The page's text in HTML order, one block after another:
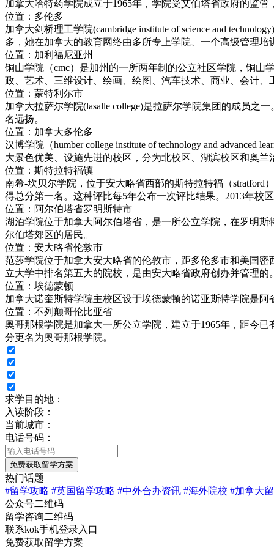
加拿大哈特药学院成立于1965年，学院受艾伯塔省政府的监
位置：多伦多
加拿大剑桥理工学院(cambridge institute of science and
多，她在加拿大的教育网络由多所专上学院、一个高级管理培
位置：加利福尼亚州
铜山学院（cmc）是加州的一所两年制的公立社区学院，铜山
政、艺术、三维设计、绘画、绘图、汽车技术、商业、会计
位置：蒙特利尔市
加拿大拉萨尔学院(lasalle college)是拉萨尔学院集团的成员之
名远扬。
位置：加拿大多伦多
汉博学院（humber college institute of technology and
大景色优美、设施先进的校区，分为北校区、湖滨校区和奥兰
位置：斯特拉特福镇
南希-坎贝尔学院，位于安大略省西部的斯特拉特福（
得总分第一名。这种评比每5年公布一次评比结果。2013年校
位置：阿尔伯塔省罗明斯特市
湖泊学院位于加拿大阿尔伯塔省，是一所公立学院，在罗明
尔伯塔郊区的居民。
位置：安大略省伦敦市
范莎学院位于加拿大安大略省的伦敦市，距多伦多市和美国
立大学中排名第五大的院校，是由安大略省政府创办并管理的
位置：埃德蒙顿
加拿大诺奎斯特学院主校区设于埃德蒙顿的诺亚斯特学院是
位置：不列颠哥伦比亚省
奥哥那根学院是加拿大一所公立学院，建立于1965年，距今
分更名为奥哥那根学院。
求学目的地：
入读阶段：
当前城市：
电话号码：
免费获取留学方案
热门话题
#留学攻略 #英国留学攻略 #中外合办资讯 #海外院校 #加拿大
公众号二维码
留学咨询二维码
联系kok手机登录入口
免费获取留学方案